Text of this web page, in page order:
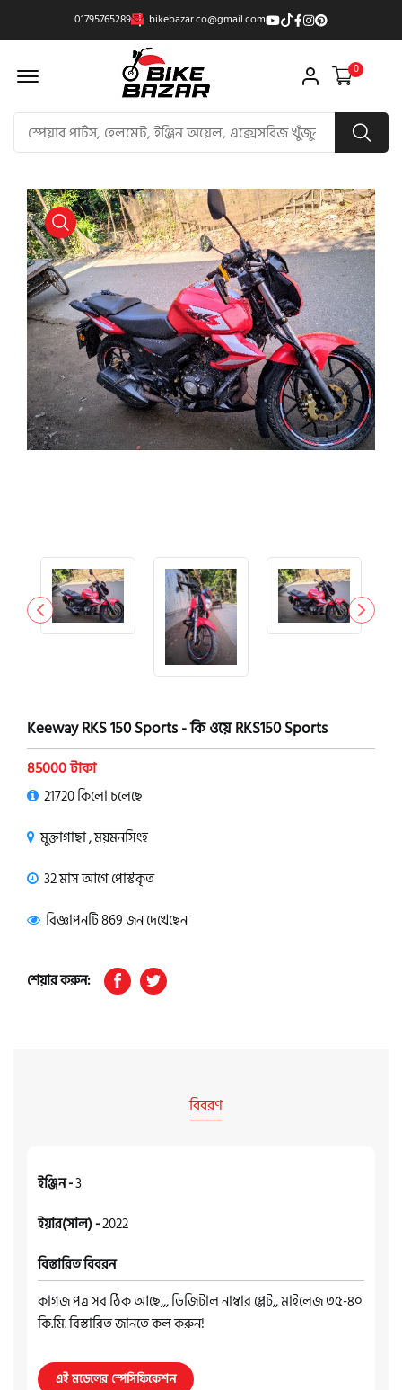
01795765289 bikebazar.co@gmail.com
Offcanvas Menu Open 0
product view
Keeway RKS 150 Sports - কি ওয়ে RKS150 Sports
85000 টাকা
21720 কিলো চলেছে
মুক্তাগাছা , ময়মনসিংহ
32 মাস আগে পোস্টকৃত
বিজ্ঞাপনটি 869 জন দেখেছেন
শেয়ার করুন:
বিবরণ
ইঞ্জিন -3
ইয়ার(সাল) -2022
বিস্তারিত বিবরন
কাগজ পত্র সব ঠিক আছে,,, ডিজিটাল নাম্বার প্লেট,, মাইলেজ ৩৫-৪০
কি.মি. বিস্তারিত জানতে কল করুন!
এই মডেলের স্পেসিফিকেশন